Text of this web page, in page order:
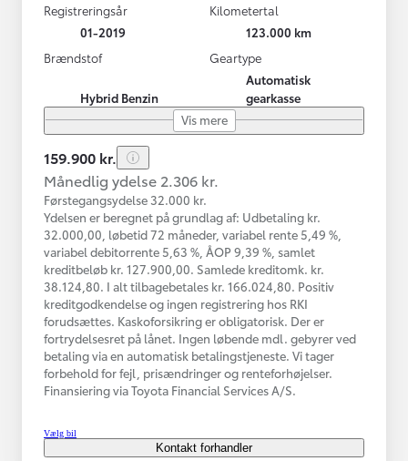
Registreringsår
01-2019
Kilometertal
123.000 km
Brændstof
Hybrid Benzin
Geartype
Automatisk
gearkasse
Vis mere
159.900 kr.
Månedlig ydelse 2.306 kr.
Førstegangsydelse 32.000 kr.
Ydelsen er beregnet på grundlag af: Udbetaling kr.
32.000,00, løbetid 72 måneder, variabel rente 5,49 %,
variabel debitorrente 5,63 %, ÅOP 9,39 %, samlet
kreditbeløb kr. 127.900,00. Samlede kreditomk. kr.
38.124,80. I alt tilbagebetales kr. 166.024,80. Positiv
kreditgodkendelse og ingen registrering hos RKI
forudsættes. Kaskoforsikring er obligatorisk. Der er
fortrydelsesret på lånet. Ingen løbende mdl. gebyrer ved
betaling via en automatisk betalingstjeneste. Vi tager
forbehold for fejl, prisændringer og renteforhøjelser.
Finansiering via Toyota Financial Services A/S.
Vælg bil
Kontakt forhandler